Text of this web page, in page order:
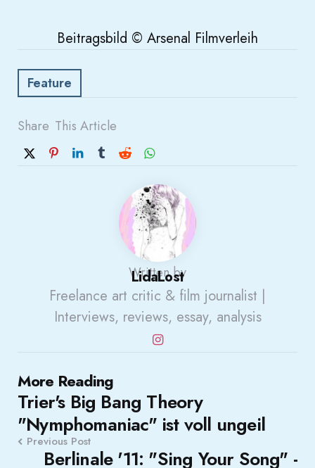
Beitragsbild © Arsenal Filmverleih
Feature
Share This Article
Written by
LidaLost
Freelance art critic & film journalist |
Interviews, reviews, essay, analysis
More Reading
Post
navigation
Trier's Big Bang Theory
"Nymphomaniac" ist voll ungeil
Previous Post
Berlinale '11: "Sing Your Song" -